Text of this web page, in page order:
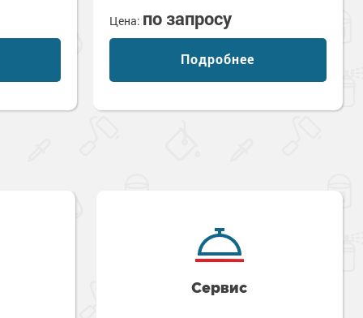
Цена: по запросу
Подробнее
Сервис